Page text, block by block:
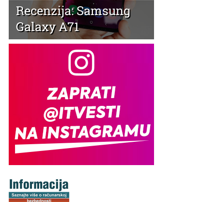
Recenzija: Samsung
Galaxy A71